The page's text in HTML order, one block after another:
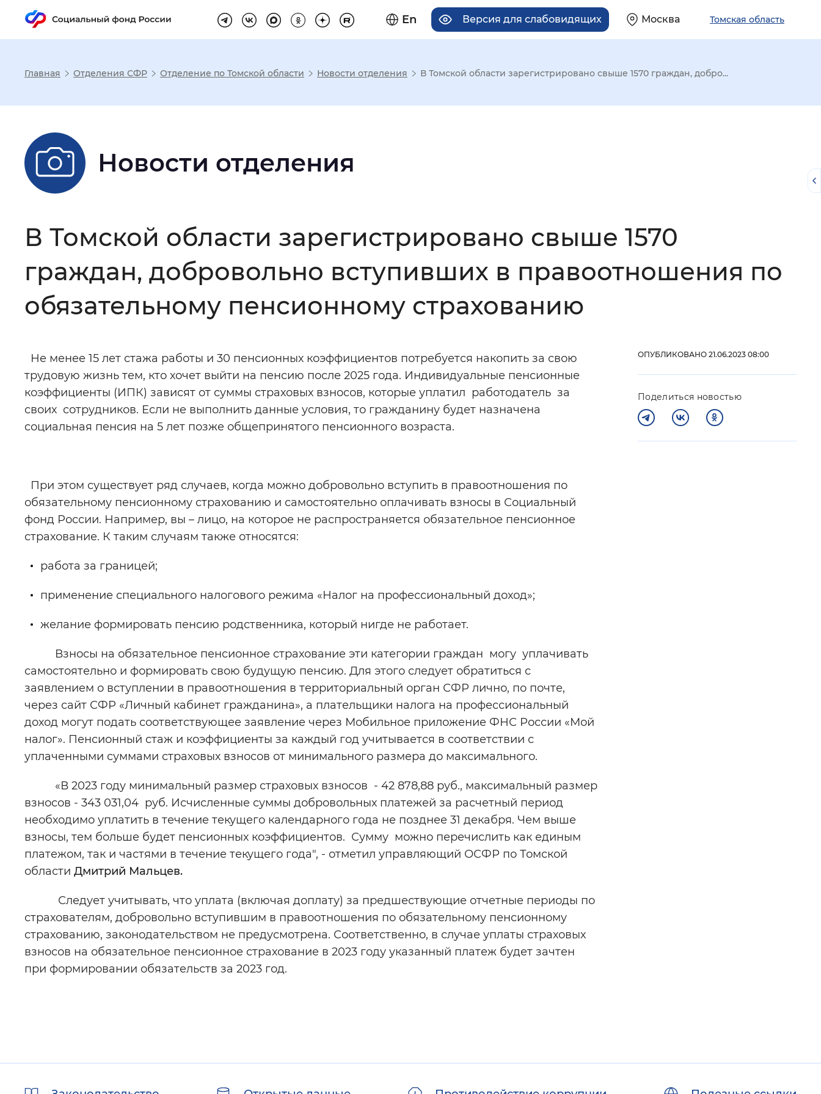
En Версия для слабовидящих Москва Томская область
Настройка режима отображения
Размер шрифта
Шрифт
Интервал между буквами Нормальный Увеличенный Большой
Звуковой ассистент: Воспроизвести Остановить Повторить
Главная Отделения СФР Отделение по Томской области Новости отделения В Томской области зарегистрировано свыше 1570 граждан, добро...
Новости отделения
В Томской области зарегистрировано свыше 1570
граждан, добровольно вступивших в правоотношения по
обязательному пенсионному страхованию
Не менее 15 лет стажа работы и 30 пенсионных коэффициентов потребуется накопить за свою
трудовую жизнь тем, кто хочет выйти на пенсию после 2025 года. Индивидуальные пенсионные
коэффициенты (ИПК) зависят от суммы страховых взносов, которые уплатил работодатель за
своих сотрудников. Если не выполнить данные условия, то гражданину будет назначена
социальная пенсия на 5 лет позже общепринятого пенсионного возраста.
При этом существует ряд случаев, когда можно добровольно вступить в правоотношения по
обязательному пенсионному страхованию и самостоятельно оплачивать взносы в Социальный
фонд России. Например, вы – лицо, на которое не распространяется обязательное пенсионное
страхование. К таким случаям также относятся:
работа за границей;
применение специального налогового режима «Налог на профессиональный доход»;
желание формировать пенсию родственника, который нигде не работает.
Взносы на обязательное пенсионное страхование эти категории граждан могу уплачивать
самостоятельно и формировать свою будущую пенсию. Для этого следует обратиться с
заявлением о вступлении в правоотношения в территориальный орган СФР лично, по почте,
через сайт СФР «Личный кабинет гражданина», а плательщики налога на профессиональный
доход могут подать соответствующее заявление через Мобильное приложение ФНС России «Мой
налог». Пенсионный стаж и коэффициенты за каждый год учитывается в соответствии с
уплаченными суммами страховых взносов от минимального размера до максимального.
«В 2023 году минимальный размер страховых взносов - 42 878,88 руб., максимальный размер
взносов - 343 031,04 руб. Исчисленные суммы добровольных платежей за расчетный период
необходимо уплатить в течение текущего календарного года не позднее 31 декабря. Чем выше
взносы, тем больше будет пенсионных коэффициентов. Сумму можно перечислить как единым
платежом, так и частями в течение текущего года", - отметил управляющий ОСФР по Томской
области Дмитрий Мальцев.
Следует учитывать, что уплата (включая доплату) за предшествующие отчетные периоды по
страхователям, добровольно вступившим в правоотношения по обязательному пенсионному
страхованию, законодательством не предусмотрена. Соответственно, в случае уплаты страховых
взносов на обязательное пенсионное страхование в 2023 году указанный платеж будет зачтен
при формировании обязательств за 2023 год.
ОПУБЛИКОВАНО 21.06.2023 08:00
Поделиться новостью